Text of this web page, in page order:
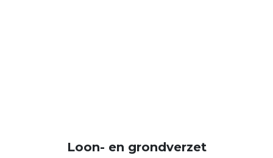
Loon- en grondverzet